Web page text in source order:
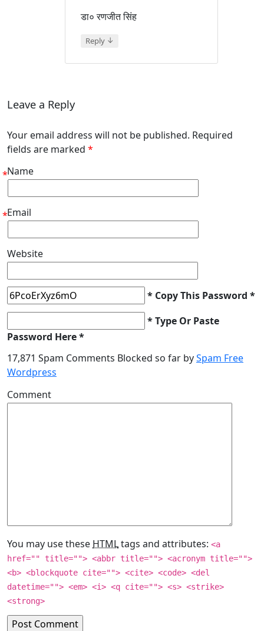
डा० रणजीत सिंह
Reply ↓
Leave a Reply
Your email address will not be published. Required
fields are marked *
Name
*
Email
*
Website
* Copy This Password *
* Type Or Paste
Password Here *
17,871 Spam Comments Blocked so far bySpam Free
Wordpress
Comment
You may use these HTMLtags and attributes: <a
href="" title=""> <abbr title=""> <acronym title="">
<b> <blockquote cite=""> <cite> <code> <del
datetime=""> <em> <i> <q cite=""> <s> <strike>
<strong>